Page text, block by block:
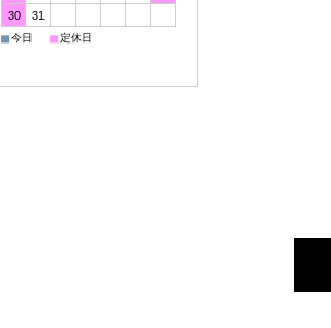
30
31
■今日 ■定休日